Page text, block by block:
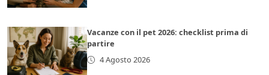
Vacanze con il pet 2026: checklist prima di
partire
4 Agosto 2026